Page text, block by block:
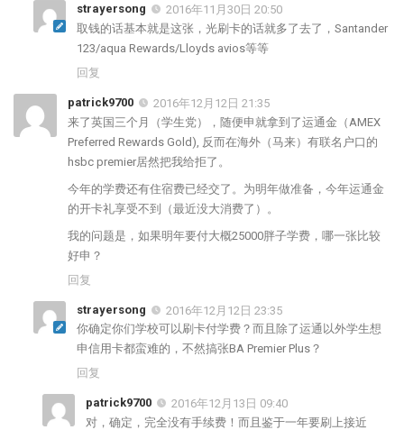
strayersong
2016年11月30日 20:50
取钱的话基本就是这张，光刷卡的话就多了去了，Santander
123/aqua Rewards/Lloyds avios等等
回复
patrick9700
2016年12月12日 21:35
来了英国三个月（学生党），随便申就拿到了运通金（AMEX
Preferred Rewards Gold), 反而在海外（马来）有联名户口的
hsbc premier居然把我给拒了。
今年的学费还有住宿费已经交了。为明年做准备，今年运通金
的开卡礼享受不到（最近没大消费了）。
我的问题是，如果明年要付大概25000胖子学费，哪一张比较
好申？
回复
strayersong
2016年12月12日 23:35
你确定你们学校可以刷卡付学费？而且除了运通以外学生想
申信用卡都蛮难的，不然搞张BA Premier Plus？
回复
patrick9700
2016年12月13日 09:40
对，确定，完全没有手续费！而且鉴于一年要刷上接近